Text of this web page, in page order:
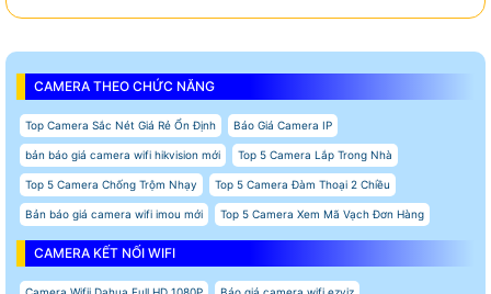
CAMERA THEO CHỨC NĂNG
Top Camera Sắc Nét Giá Rẻ Ổn Định Báo Giá Camera IP
bản báo giá camera wifi hikvision mới Top 5 Camera Lắp Trong Nhà
Top 5 Camera Chống Trộm Nhạy Top 5 Camera Đàm Thoại 2 Chiều
Bản báo giá camera wifi imou mới Top 5 Camera Xem Mã Vạch Đơn Hàng
CAMERA KẾT NỐI WIFI